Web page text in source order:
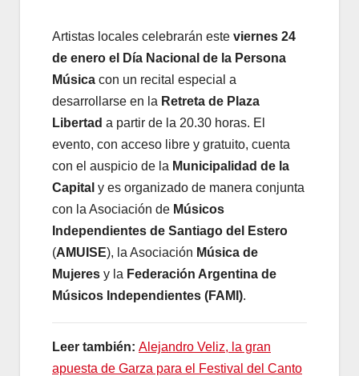
Artistas locales celebrarán este viernes 24
de enero el Día Nacional de la Persona
Música con un recital especial a
desarrollarse en la Retreta de Plaza
Libertad a partir de la 20.30 horas. El
evento, con acceso libre y gratuito, cuenta
con el auspicio de la Municipalidad de la
Capital y es organizado de manera conjunta
con la Asociación de Músicos
Independientes de Santiago del Estero
(AMUISE), la Asociación Música de
Mujeres y la Federación Argentina de
Músicos Independientes (FAMI).
Leer también: Alejandro Veliz, la gran
apuesta de Garza para el Festival del Canto